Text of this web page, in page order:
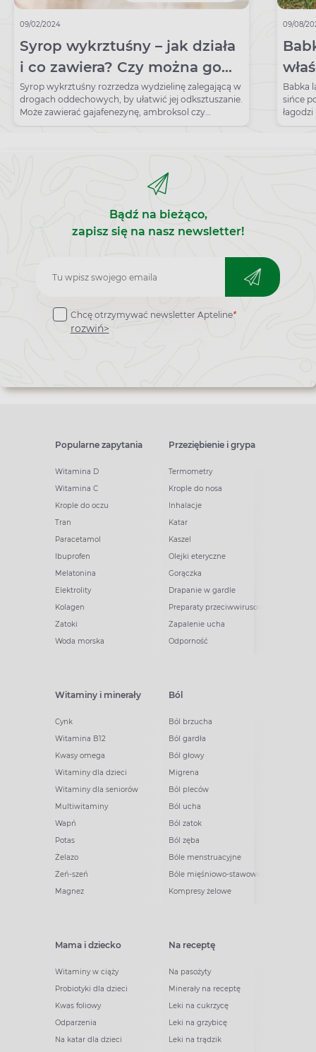
09/02/2024
Syrop wykrztuśny – jak działa
i co zawiera? Czy można go
pić na suchy kaszel?
Syrop wykrztuśny rozrzedza wydzielinę zalegającą w
drogach oddechowych, by ułatwić jej odksztuszanie.
Może zawierać gajafenezynę, ambroksol czy
sulfogwajakol.
09/08/
Babka
sińce
Bądź na bieżąco,
zapisz się na nasz newsletter!
Zapisz
do
newslettera
Chcę otrzymywać newsletter Apteline*
rozwiń>
Popularne zapytania
Witamina D
Witamina C
Krople do oczu
Tran
Paracetamol
Ibuprofen
Melatonina
Elektrolity
Kolagen
Zatoki
Woda morska
Przeziębienie i grypa
Termometry
Krople do nosa
Inhalacje
Katar
Kaszel
Olejki eteryczne
Gorączka
Drapanie w gardle
Preparaty przeciwwirusowe
Zapalenie ucha
Odporność
Witaminy i minerały
Cynk
Witamina B12
Kwasy omega
Witaminy dla dzieci
Witaminy dla seniorów
Multiwitaminy
Wapń
Potas
Żelazo
Żeń-szeń
Magnez
Ból
Ból brzucha
Ból gardła
Ból głowy
Migrena
Ból pleców
Ból ucha
Ból zatok
Ból zęba
Bóle menstruacyjne
Bóle mięśniowo-stawowe
Kompresy żelowe
Mama i dziecko
Witaminy w ciąży
Probiotyki dla dzieci
Kwas foliowy
Odparzenia
Na katar dla dzieci
Na receptę
Na pasożyty
Minerały na receptę
Leki na cukrzycę
Leki na grzybicę
Leki na trądzik